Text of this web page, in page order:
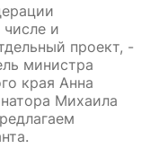
и
проект, -
министра
края Анна
Михаила